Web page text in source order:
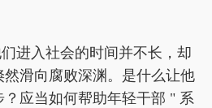
进入社会的时间并不长，却
滑向腐败深渊。是什么让他
应当如何帮助年轻干部 " 系